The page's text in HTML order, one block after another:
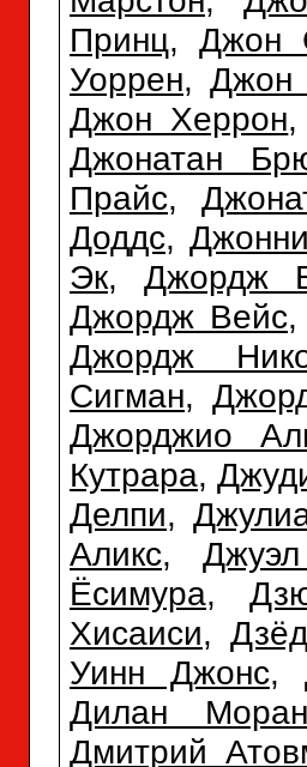
Принц,Джон
Уоррен,Джон
Джон Херрон
Джонатан
Прайс,
Доддс,
Эк, Джордж
Джордж Вейс
Джордж
Сигман,
Джорджио
Кутрара,
Делпи,
Аликс,
Ёсимура,
Хисаиси,
Уинн Джонс,
Дилан Моран
Дмитрий